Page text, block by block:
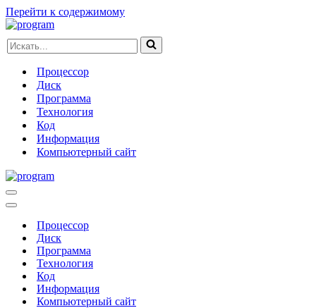
Перейти к содержимому
Искать...
Процессор
Диск
Программа
Технология
Код
Информация
Компьютерный сайт
Меню
навигации
Меню
навигацииПроцессор
Диск
Программа
Технология
Код
Информация
Компьютерный сайт